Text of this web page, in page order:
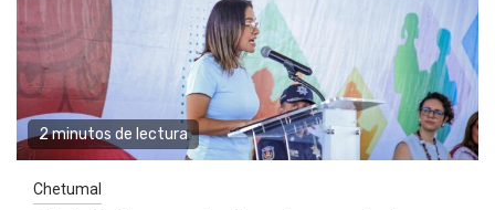
2 minutos de lectura
Chetumal